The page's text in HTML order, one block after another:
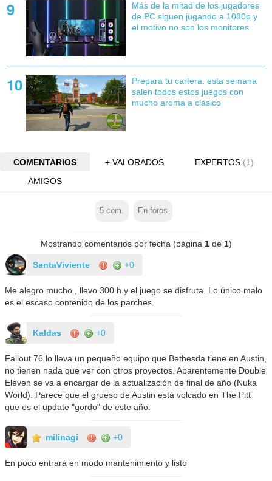
Más de la mitad de los jugadores
de PC siguen jugando a 1080p y
el motivo no son los monitores
Prepara tu cartera: esta semana
salen todos estos juegos con
mucho aroma a clásico
COMENTARIOS + VALORADOS EXPERTOS (1)
AMIGOS
5 com. En foros
Mostrando comentarios por fecha (página 1de 1)
SantaViviente +0
Me alegro mucho , llevo 300 h y el juego se disfruta. Lo único malo
es el escaso contenido de los parches.
Kaldas +0
Fallout 76 lo lleva un pequeño equipo que Bethesda tiene en Austin,
no tienen nada que ver con otros proyectos. Aparentemente Double
Eleven se va a encargar de la actualización de final de año (Nuka
World). Parece que el grueso de Austin está volcado en The Pitt
que es el update "gordo" de este año.
milinagi +0
En poco entrará en modo mantenimiento y listo